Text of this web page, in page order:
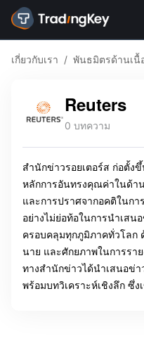
เกี่ยวกับเรา / พันธมิตรด้านเนื้
Reuters
0 บทความ
สำนักข่าวรอยเตอร์ส ก่อตั้ง
หลักการอันทรงคุณค่าในด้า
และการปราศจากอคติในก
อย่างไม่ย่อท้อในการนำเสน
ครอบคลุมทุกภูมิภาคทั่วโลก
นาย และศักยภาพในการรา
ทางสำนักข่าวได้นำเสนอข่
พร้อมบทวิเคราะห์เชิงลึก ซึ่